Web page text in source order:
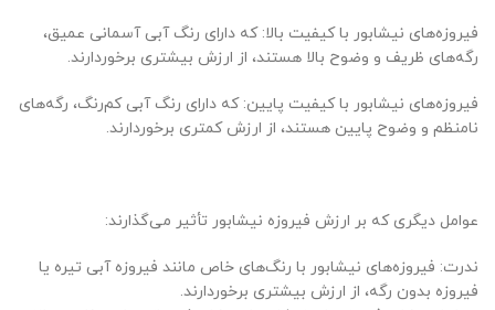
فیروزه‌های نیشابور با کیفیت بالا: که دارای رنگ آبی آسمانی عمیق،
رگه‌های ظریف و وضوح بالا هستند، از ارزش بیشتری برخوردارند.
فیروزه‌های نیشابور با کیفیت پایین: که دارای رنگ آبی کم‌رنگ، رگه‌های
نامنظم و وضوح پایین هستند، از ارزش کمتری برخوردارند.
عوامل دیگری که بر ارزش فیروزه نیشابور تأثیر می‌گذارند:
ندرت: فیروزه‌های نیشابور با رنگ‌های خاص مانند فیروزه آبی تیره یا
فیروزه بدون رگه، از ارزش بیشتری برخوردارند.